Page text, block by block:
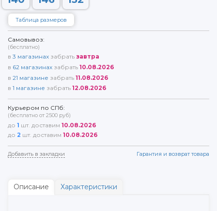
Таблица размеров
Самовывоз:
(бесплатно)
в 3 магазинах забрать завтра
в 62 магазинах забрать 10.08.2026
в 21 магазине забрать 11.08.2026
в 1 магазине забрать 12.08.2026
Курьером по СПб:
(бесплатно от 2500 руб)
до 1 шт. доставим 10.08.2026
до 2 шт. доставим 10.08.2026
Добавить в закладки Гарантия и возврат товара
Описание Характеристики